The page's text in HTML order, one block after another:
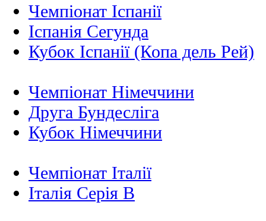
Чемпіонат Іспанії
Іспанія Сегунда
Кубок Іспанії (Копа дель Рей)
Чемпіонат Німеччини
Друга Бундесліга
Кубок Німеччини
Чемпіонат Італії
Італія Серія B